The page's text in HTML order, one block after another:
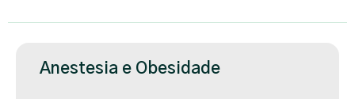
Anestesia e Obesidade